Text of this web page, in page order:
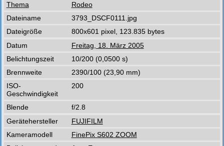
Thema
Rodeo
Dateiname
3793_DSCF0111.jpg
Dateigröße
800x601 pixel, 123.835 bytes
Datum
Freitag, 18. März 2005
Belichtungszeit
10/200 (0,0500 s)
Brennweite
2390/100 (23,90 mm)
ISO-
Geschwindigkeit
200
Blende
f/2.8
Gerätehersteller
FUJIFILM
Kameramodell
FinePix S602 ZOOM